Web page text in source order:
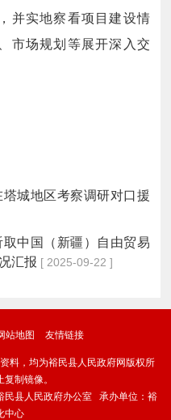
并实地察看项目建设情
市场规划等展开深入交
城地区考察调研对口援
中国（新疆）自由贸易
汇报 [ 2025-09-22 ]
站地图 友情链接
料，均为裕民县人民政府网版权所
制镜像。
县人民政府办公室 承办单位：裕
中心